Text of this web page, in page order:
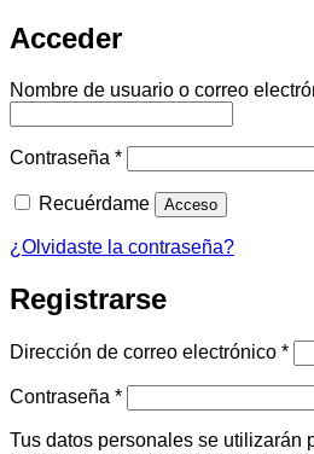
Acceder
Nombre de usuario o correo
Contraseña *Obligatorio
Recuérdame Acceso
¿Olvidaste la contraseña?
Registrarse
Dirección de correo electrónico *
Contraseña *Obligatorio
Tus datos personales se utilizarán